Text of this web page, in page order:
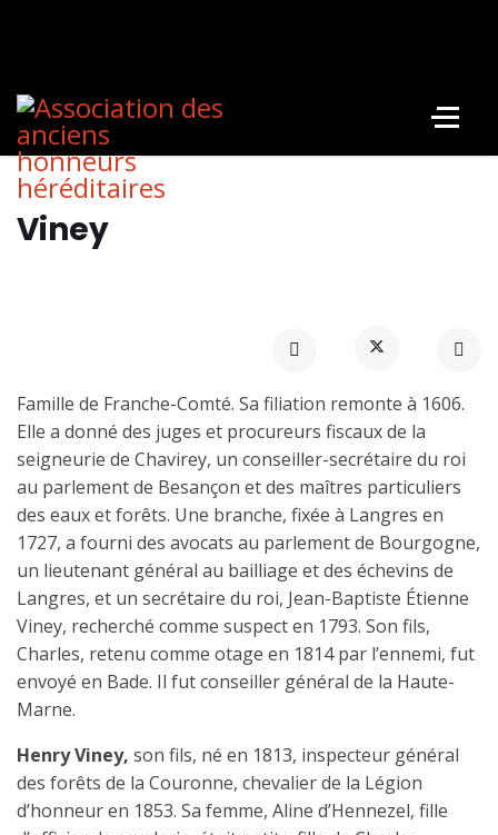
Viney
Famille de Franche-Comté. Sa filiation remonte à 1606.
Elle a donné des juges et procureurs fiscaux de la
seigneurie de Chavirey, un conseiller-secrétaire du roi
au parlement de Besançon et des maîtres particuliers
des eaux et forêts. Une branche, fixée à Langres en
1727, a fourni des avocats au parlement de Bourgogne,
un lieutenant général au bailliage et des échevins de
Langres, et un secrétaire du roi, Jean-Baptiste Étienne
Viney, recherché comme suspect en 1793. Son fils,
Charles, retenu comme otage en 1814 par l’ennemi, fut
envoyé en Bade. Il fut conseiller général de la Haute-
Marne.
Henry Viney, son fils, né en 1813, inspecteur général
des forêts de la Couronne, chevalier de la Légion
d’honneur en 1853. Sa femme, Aline d’Hennezel, fille